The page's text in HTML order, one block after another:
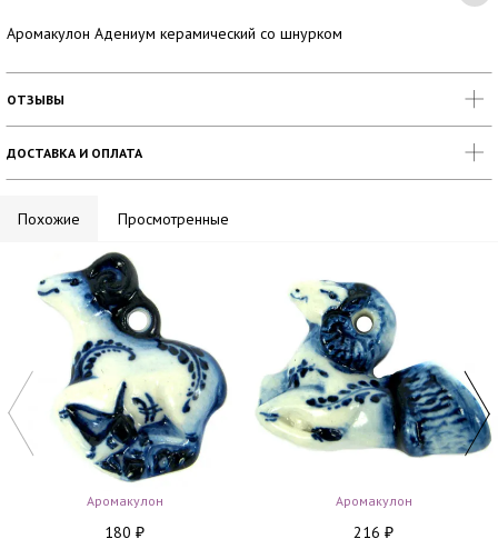
Аромакулон Адениум керамический со шнурком
ОТЗЫВЫ
ДОСТАВКА И ОПЛАТА
Похожие Просмотренные
Аромакулон
180 ₽
Аромакулон
216 ₽